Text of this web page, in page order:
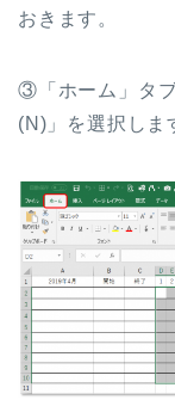
おきます。
③「ホーム」タ
(N)」を選択しま